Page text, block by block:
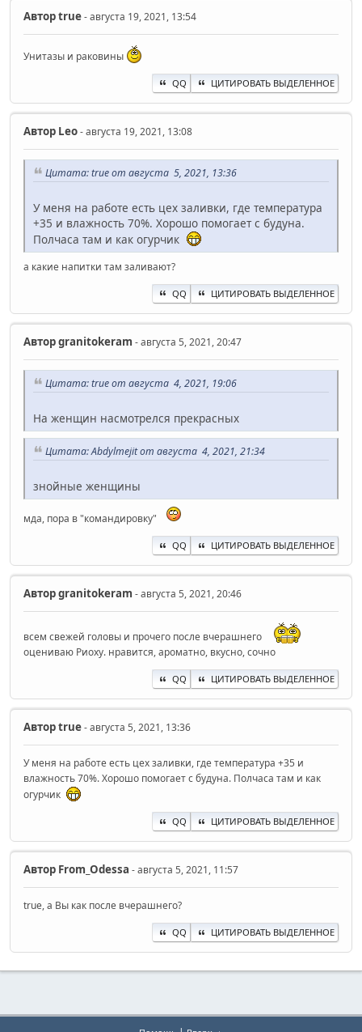
Авторtrue- августа 19, 2021, 13:54
Унитазы и раковины
QQ ЦИТИРОВАТЬ ВЫДЕЛЕННОЕ
Автор Leo- августа 19, 2021, 13:08
Цитата: true от августа 5, 2021, 13:36
У меня на работе есть цех заливки, где температура
+35 и влажность 70%. Хорошо помогает с будуна.
Полчаса там и как огурчик
а какие напитки там заливают?
QQ ЦИТИРОВАТЬ ВЫДЕЛЕННОЕ
Авторgranitokeram - августа 5, 2021, 20:47
Цитата: true от августа 4, 2021, 19:06
На женщин насмотрелся прекрасных
Цитата: Abdylmejit от августа 4, 2021, 21:34
знойные женщины
мда, пора в "командировку"
QQ ЦИТИРОВАТЬ ВЫДЕЛЕННОЕ
Авторgranitokeram - августа 5, 2021, 20:46
всем свежей головы и прочего после вчерашнего
оцениваю Риоху. нравится, ароматно, вкусно, сочно
QQ ЦИТИРОВАТЬ ВЫДЕЛЕННОЕ
Авторtrue- августа 5, 2021, 13:36
У меня на работе есть цех заливки, где температура +35 и
влажность 70%. Хорошо помогает с будуна. Полчаса там и как
огурчик
QQ ЦИТИРОВАТЬ ВЫДЕЛЕННОЕ
Автор From_Odessa - августа 5, 2021, 11:57
true, а Вы как после вчерашнего?
QQ ЦИТИРОВАТЬ ВЫДЕЛЕННОЕ